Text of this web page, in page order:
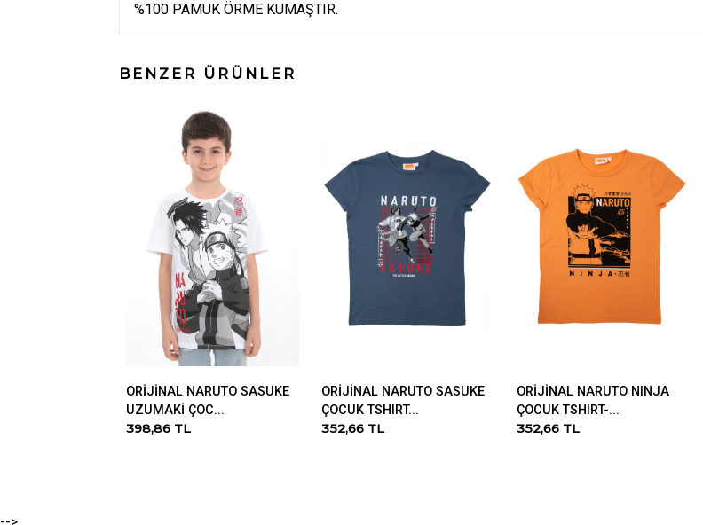
%100 PAMUK ÖRME KUMAŞTIR.
BENZER ÜRÜNLER
ORİJİNAL NARUTO SASUKE
UZUMAKİ ÇOC...
398,86 TL
ORİJİNAL NARUTO SASUKE
ÇOCUK TSHIRT...
352,66 TL
ORİJİNAL NARUTO NINJA
ÇOCUK TSHIRT-...
352,66 TL